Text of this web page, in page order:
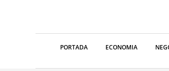
PORTADA ECONOMIA